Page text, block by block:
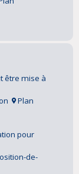
être mise à
Plan
pour
de-